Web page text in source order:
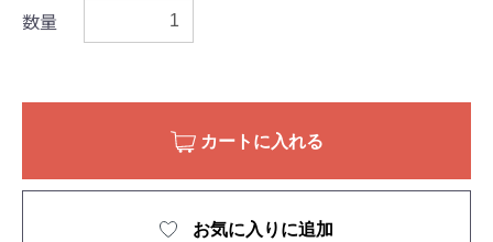
数量
カートに入れる
お気に入りに追加